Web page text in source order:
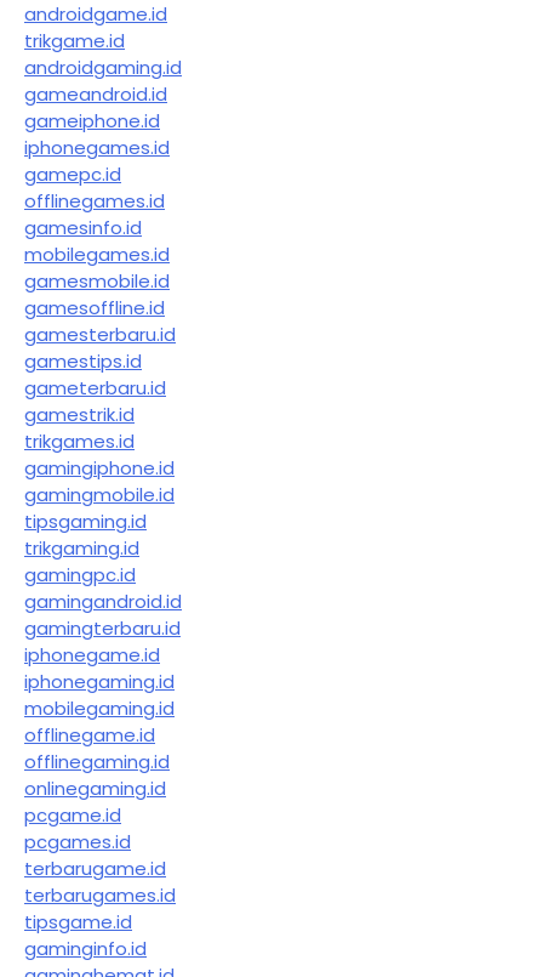
androidgame.id
trikgame.id
androidgaming.id
gameandroid.id
gameiphone.id
iphonegames.id
gamepc.id
offlinegames.id
gamesinfo.id
mobilegames.id
gamesmobile.id
gamesoffline.id
gamesterbaru.id
gamestips.id
gameterbaru.id
gamestrik.id
trikgames.id
gamingiphone.id
gamingmobile.id
tipsgaming.id
trikgaming.id
gamingpc.id
gamingandroid.id
gamingterbaru.id
iphonegame.id
iphonegaming.id
mobilegaming.id
offlinegame.id
offlinegaming.id
onlinegaming.id
pcgame.id
pcgames.id
terbarugame.id
terbarugames.id
tipsgame.id
gaminginfo.id